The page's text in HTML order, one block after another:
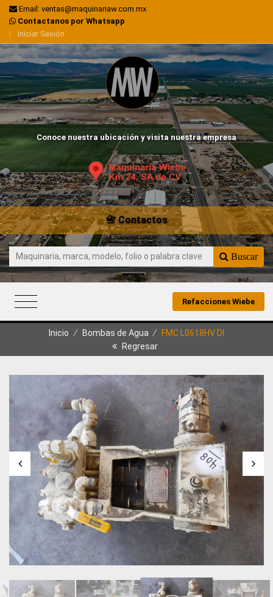
Email: ventas@maquinariaw.com.mx
Contactanos por Whatsapp
|
Iniciar Sesión
Conoce nuestra ubicación y visita nuestra empresa
📇 Contactos
Buscar
Refacciones Wiebe
Inicio / Bombas de Agua /
FMC L0618HV DI
Regresar